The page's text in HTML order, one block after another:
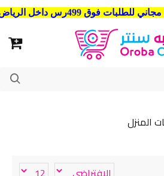
داخل الرياض . وشحن الي جميع مدن المملكة العربية السعودية
المنزل